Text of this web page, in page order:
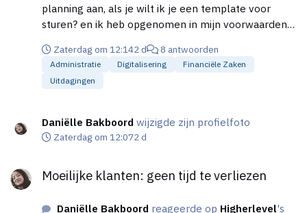
planning aan, als je wilt ik je een template voor
sturen? en ik heb opgenomen in mijn voorwaarden
een soort stroomdiagram uitgewerkt ik noem het
een procedure interne controle. Een boekhoud
programma is echt ideaal, want het houdt ook de
Zaterdag om 12:142 d 8 antwoorden
Administratie Digitalisering
Financiële Zaken
Uitdagingen
Daniëlle Bakboord wijzigde zijn profielfoto
Zaterdag om 12:072 d
Moeilijke klanten: geen tijd te verliezen
Daniëlle Bakboord reageerde op Higherlevel's